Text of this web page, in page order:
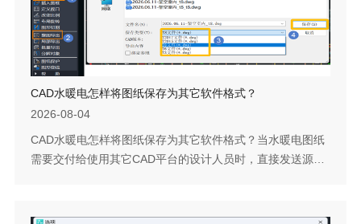
CAD水暖电怎样将图纸保存为其它软件格式？
2026-08-04
CAD水暖电怎样将图纸保存为其它软件格式？当水暖电图纸
需要交付给使用其它CAD平台的设计人员时，直接发送源文
够完整查看和使用图纸内容。下面说明具体操作方法。问题